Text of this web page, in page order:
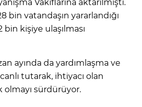
Vakıflarına aktarılmıştı.
bin vatandaşın yararlandığı
bin kişiye ulaşılması
ayında da yardımlaşma ve
tutarak, ihtiyacı olan
olmayı sürdürüyor.